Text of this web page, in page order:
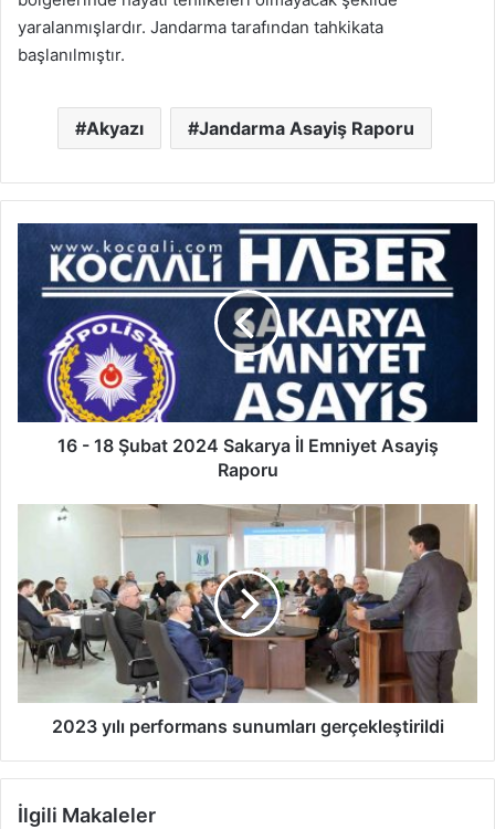
yaralanmışlardır. Jandarma tarafından tahkikata
başlanılmıştır.
Akyazı Jandarma Asayiş Raporu
Şubat
Sakarya
Emniyet
Asayiş
Raporu16 - 18 Şubat 2024 Sakarya İl Emniyet Asayiş
Raporu
2023
sunumları
gerçekleştirildi
2023 yılı performans sunumları gerçekleştirildi
İlgili Makaleler